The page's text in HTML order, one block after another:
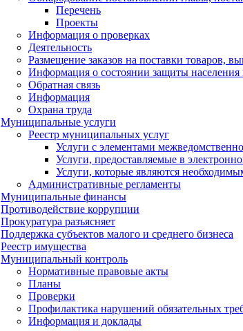
Перечень
Проекты
Информация о проверках
Деятельность
Размещение заказов на поставки товаров,
Информация о состоянии защиты
Обратная связь
Информация
Охрана труда
Муниципальные услуги
Реестр муниципальных услуг
Услуги с элементами
Услуги, предоставляемые в
Услуги, которые являются
Административные регламенты
Муниципальные финансы
Противодействие коррупции
Прокуратура разъясняет
Поддержка субъектов малого и среднего бизнеса
Реестр имущества
Муниципальный контроль
Нормативные правовые акты
Планы
Проверки
Профилактика нарушений обязательных
Информация и доклады